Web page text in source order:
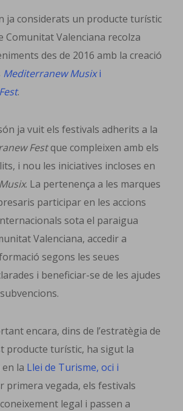
ja considerats un producte turístic
Comunitat Valenciana recolza
des de 2016 amb la creació
Mediterranew Musixi
.
ja vuit els festivals adherits a la
Festque compleixen amb els
i nou les iniciatives incloses en
. La pertenença a les marques
participar en les accions
sota el paraigua
Valenciana, accedir a
segons les seues
i beneficiar-se de les ajudes
encara, dins de l’estratègia de
producte turístic, ha sigut la
la Llei de Turisme, oci i
primera vegada, els festivals
legal i passen a